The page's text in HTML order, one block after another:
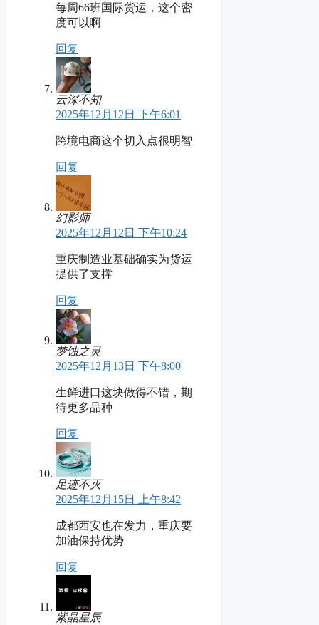
每周66班国际货运，这个密
度可以啊
回复
云深不知
2025年12月12日 下午6:01
跨境电商这个切入点很明智
回复
幻影师
2025年12月12日 下午10:24
重庆制造业基础确实为货运
提供了支撑
回复
梦蚀之灵
2025年12月13日 下午8:00
生鲜进口这块做得不错，期
待更多品种
回复
足迹不灭
2025年12月15日 上午8:42
成都西安也在发力，重庆要
加油保持优势
回复
紫晶星辰